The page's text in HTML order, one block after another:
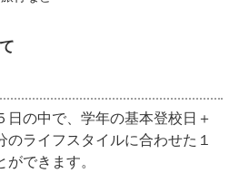
日の中で、学年の基本登校日＋
ライフスタイルに合わせた１
できます。